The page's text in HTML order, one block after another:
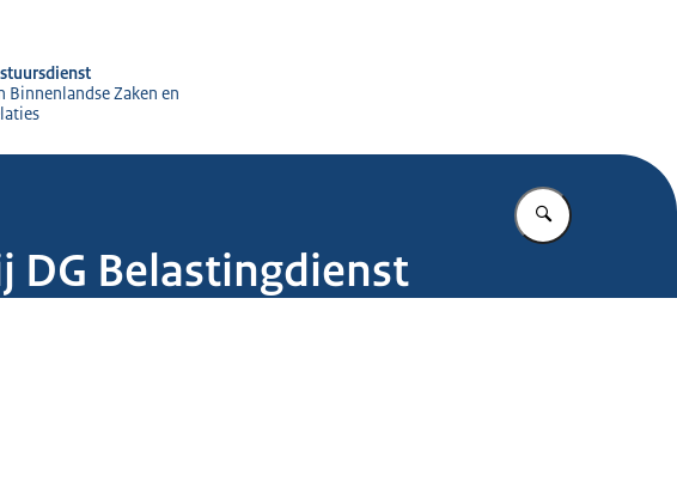
Binnenlandse Zaken en
Vul in wat u
DG Belastingdienst